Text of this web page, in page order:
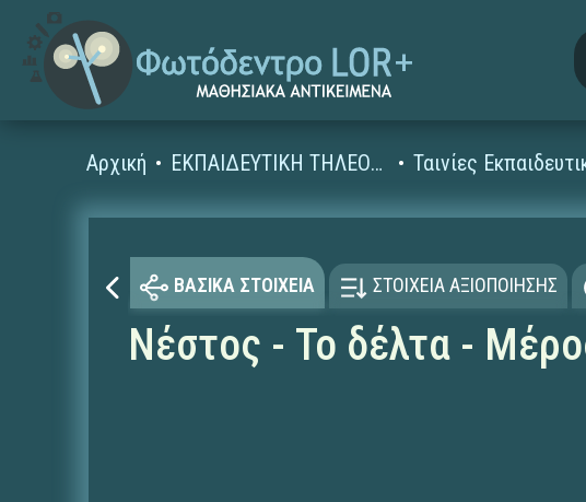
Αρχική ΕΚΠΑΙΔΕΥΤΙΚΗ ΤΗΛΕΟΡΑΣΗ (Ταινίες και βίντεο)
ΒΑΣΙΚΑ ΣΤΟΙΧΕΙΑ ΣΤΟΙΧΕΙΑ ΑΞΙΟΠΟΙΗΣΗΣ
Νέστος - Το δέλτα -